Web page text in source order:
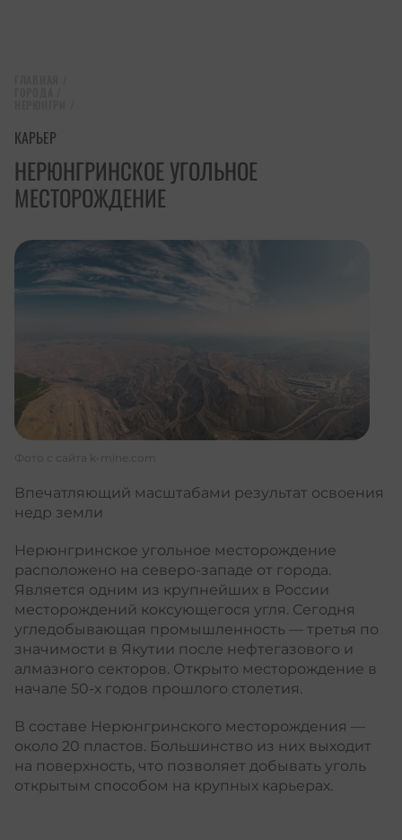
КАРЬЕР
НЕРЮНГРИНСКОЕ УГОЛЬНОЕ
МЕСТОРОЖДЕНИЕ
Фото с сайта k-mine.com
Впечатляющий масштабами результат освоения
недр земли
Нерюнгринское угольное месторождение
расположено на северо-западе от города.
Является одним из крупнейших в России
месторождений коксующегося угля. Сегодня
угледобывающая промышленность — третья по
значимости в Якутии после нефтегазового и
алмазного секторов. Открыто месторождение в
начале 50-х годов прошлого столетия.
В составе Нерюнгринского месторождения —
около 20 пластов. Большинство из них выходит
на поверхность, что позволяет добывать уголь
открытым способом на крупных карьерах.